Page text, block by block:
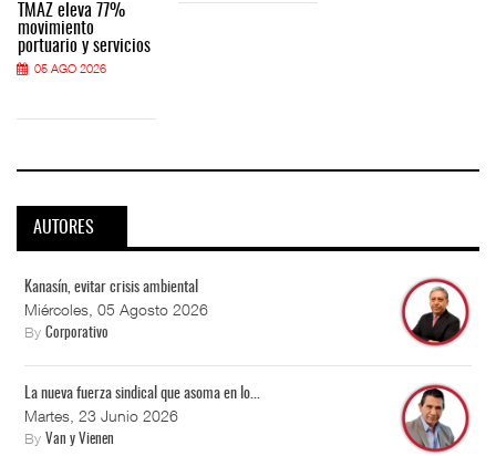
TMAZ eleva 77%
movimiento
portuario y servicios
05 AGO 2026
AUTORES
Kanasín, evitar crisis ambiental
Miércoles, 05 Agosto 2026
By Corporativo
La nueva fuerza sindical que asoma en lo...
Martes, 23 Junio 2026
By Van y Vienen